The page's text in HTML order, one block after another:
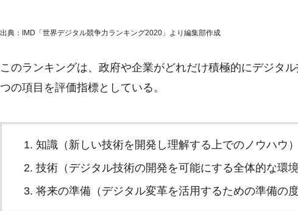
出典：IMD「世界デジタル競争力ランキング2020」より編集部作成
このランキングは、政府や企業がどれだけ積極的にデジタ
つの項目を評価指標としている。
知識（新しい技術を開発し理解する上でのノウハウ）
技術（デジタル技術の開発を可能にする全体的な環境
将来の準備（デジタル変革を活用するための準備の度